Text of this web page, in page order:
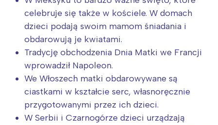
celebruje się także w kościele. W domach
dzieci podają swoim mamom śniadania i
obdarowują je kwiatami.
Tradycję obchodzenia Dnia Matki we Francji
wprowadził Napoleon.
We Włoszech matki obdarowywane są
ciastkami w kształcie serc, własnoręcznie
przygotowanymi przez ich dzieci.
W Serbii i Czarnogórze dzieci urządzają